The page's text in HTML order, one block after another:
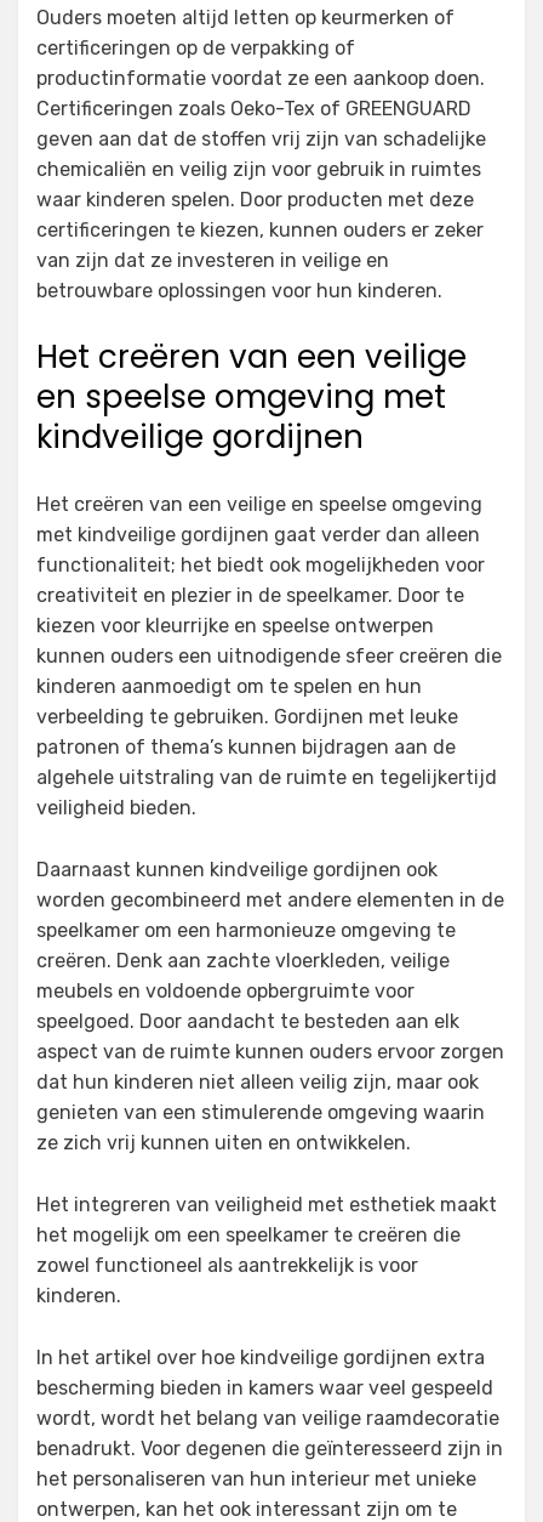
Ouders moeten altijd letten op keurmerken of
certificeringen op de verpakking of
productinformatie voordat ze een aankoop doen.
Certificeringen zoals Oeko-Tex of GREENGUARD
geven aan dat de stoffen vrij zijn van schadelijke
chemicaliën en veilig zijn voor gebruik in ruimtes
waar kinderen spelen. Door producten met deze
certificeringen te kiezen, kunnen ouders er zeker
van zijn dat ze investeren in veilige en
betrouwbare oplossingen voor hun kinderen.
Het creëren van een veilige
en speelse omgeving met
kindveilige gordijnen
Het creëren van een veilige en speelse omgeving
met kindveilige gordijnen gaat verder dan alleen
functionaliteit; het biedt ook mogelijkheden voor
creativiteit en plezier in de speelkamer. Door te
kiezen voor kleurrijke en speelse ontwerpen
kunnen ouders een uitnodigende sfeer creëren die
kinderen aanmoedigt om te spelen en hun
verbeelding te gebruiken. Gordijnen met leuke
patronen of thema’s kunnen bijdragen aan de
algehele uitstraling van de ruimte en tegelijkertijd
veiligheid bieden.
Daarnaast kunnen kindveilige gordijnen ook
worden gecombineerd met andere elementen in de
speelkamer om een harmonieuze omgeving te
creëren. Denk aan zachte vloerkleden, veilige
meubels en voldoende opbergruimte voor
speelgoed. Door aandacht te besteden aan elk
aspect van de ruimte kunnen ouders ervoor zorgen
dat hun kinderen niet alleen veilig zijn, maar ook
genieten van een stimulerende omgeving waarin
ze zich vrij kunnen uiten en ontwikkelen.
Het integreren van veiligheid met esthetiek maakt
het mogelijk om een speelkamer te creëren die
zowel functioneel als aantrekkelijk is voor
kinderen.
In het artikel over hoe kindveilige gordijnen extra
bescherming bieden in kamers waar veel gespeeld
wordt, wordt het belang van veilige raamdecoratie
benadrukt. Voor degenen die geïnteresseerd zijn in
het personaliseren van hun interieur met unieke
ontwerpen, kan het ook interessant zijn om te